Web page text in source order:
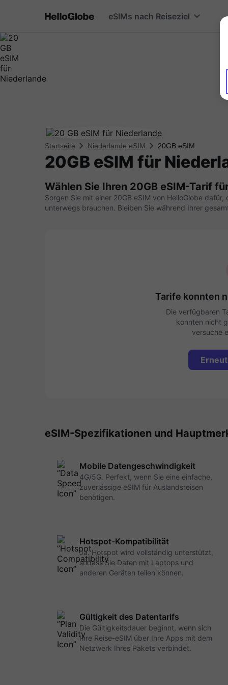
eSIMs nach Reiseziel
Startseite Niederlande eSIM 20GB eSIM
20GB eSIM für
Wählen Sie Ihren 20GB eSIM-Tarif
Sorgen Sie mit einer 20GB eSIM von HelloGlobe
unterwegs brauchen. Bleiben Sie während Ihrer
Tarife konnten
Die verfügbaren
konnten nicht
versuche
eSIM-Spezifikationen und
Mobile Datengeschwindigkeit
4G/5G. Perfekt, wenn Sie eine einfache,
zuverlässige eSIM für Auslandsreisen
benötigen.
Hotspot-Kompatibilität
Ja. Hotspot wird vollständig unterstützt,
sodass Sie Daten mit Laptops und
anderen Geräten teilen können.
Gültigkeit des Datentarifs
Die Gültigkeitsdauer beginnt, wenn sich
Ihre Reise-eSIM über Ihre Apps mit dem
Netzwerk Ihres Pakets verbindet.